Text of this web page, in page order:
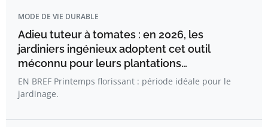
MODE DE VIE DURABLE
Adieu tuteur à tomates : en 2026, les
jardiniers ingénieux adoptent cet outil
méconnu pour leurs plantations…
EN BREF Printemps florissant : période idéale pour le
jardinage.